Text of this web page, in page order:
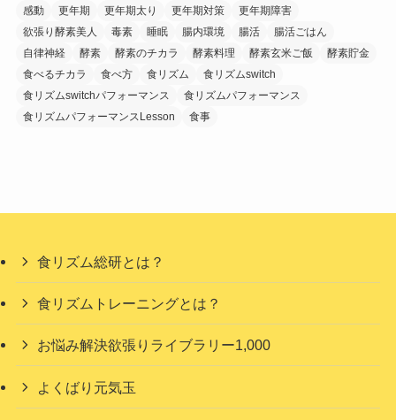
感動
更年期 更年期太り 更年期対策
更年期障害
欲張り酵素美人
毒素 睡眠 腸内環境 腸活
腸活ごはん
自律神経
酵素 酵素のチカラ 酵素料理 酵素玄米ご飯
酵素貯金
食べるチカラ
食べ方 食リズム
食リズムswitch
食リズムswitchパフォーマンス
食リズムパフォーマンス
食リズムパフォーマンスLesson
食事
食リズム総研とは？
食リズムトレーニングとは？
お悩み解決欲張りライブラリー1,000
よくばり元気玉